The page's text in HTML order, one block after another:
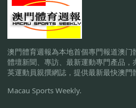
澳門體育週報為本地首個專門報道澳门
體壇新聞、專訪、最新運動專門產品，
英運動員親撰網誌，提供最新最快澳門
Macau Sports Weekly.